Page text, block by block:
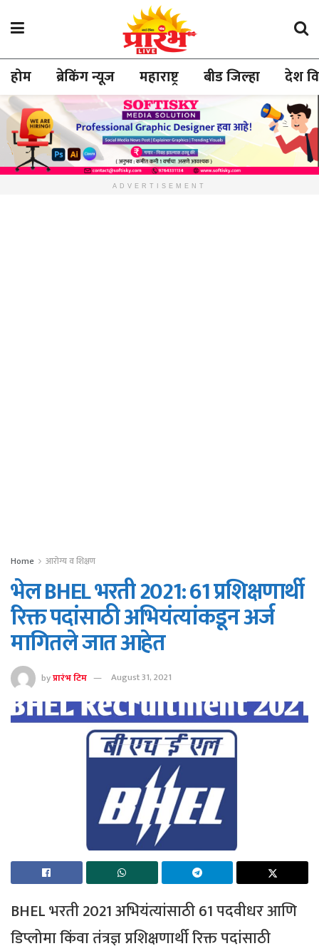
होम ब्रेकिंग न्यूज महाराष्ट्र बीड जिल्हा देश
ADVERTISEMENT
Home आरोग्य व शिक्षण
भेल BHEL भरती 2021: 61 प्रशिक्षणार्थी
रिक्त पदांसाठी अभियंत्यांकडून अर्ज
मागितले जात आहेत
byप्रारंभ टिम August 31, 2021
BHEL भरती 2021 अभियंत्यांसाठी 61 पदवीधर आणि
डिप्लोमा किंवा तंत्रज्ञ प्रशिक्षणार्थी रिक्त पदांसाठी